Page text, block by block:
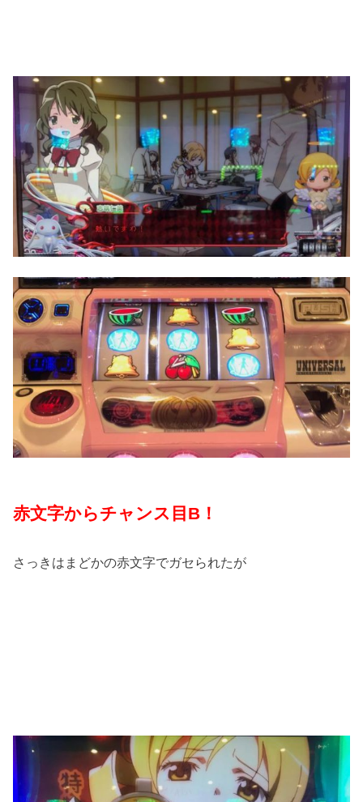
赤文字からチャンス目B！
さっきはまどかの赤文字でガセられたが